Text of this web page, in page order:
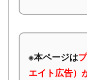
※本ページは
エイト広告）